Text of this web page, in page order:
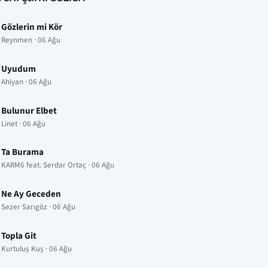
Gözlerin mi Kör
Reynmen · 06 Ağu
Uyudum
Ahiyan · 06 Ağu
Bulunur Elbet
Linet · 06 Ağu
Ta Burama
KARM6 feat. Serdar Ortaç · 06 Ağu
Ne Ay Geceden
Sezer Sarıgöz · 06 Ağu
Topla Git
Kurtuluş Kuş · 06 Ağu